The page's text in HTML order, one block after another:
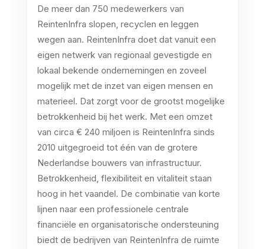
De meer dan 750 medewerkers van
ReintenInfra slopen, recyclen en leggen
wegen aan. ReintenInfra doet dat vanuit een
eigen netwerk van regionaal gevestigde en
lokaal bekende ondernemingen en zoveel
mogelijk met de inzet van eigen mensen en
materieel. Dat zorgt voor de grootst mogelijke
betrokkenheid bij het werk. Met een omzet
van circa € 240 miljoen is ReintenInfra sinds
2010 uitgegroeid tot één van de grotere
Nederlandse bouwers van infrastructuur.
Betrokkenheid, flexibiliteit en vitaliteit staan
hoog in het vaandel. De combinatie van korte
lijnen naar een professionele centrale
financiële en organisatorische ondersteuning
biedt de bedrijven van ReintenInfra de ruimte